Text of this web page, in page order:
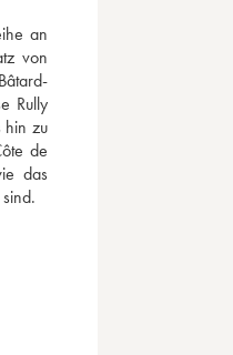
an
von
Rully
hin zu
de
das